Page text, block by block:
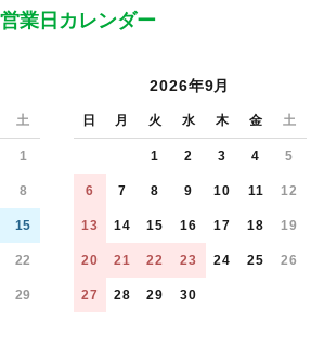
営業日カレンダー
土
1
8
15
22
29
2026年9月
日 月 火 水 木 金 土
1 2 3 4 5
6 7 8 9 10 11 12
13 14 15 16 17 18 19
20 21 22 23 24 25 26
27 28 29 30